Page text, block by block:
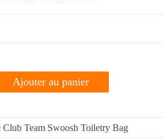
Ajouter au panier
Club Team Swoosh Toiletry Bag